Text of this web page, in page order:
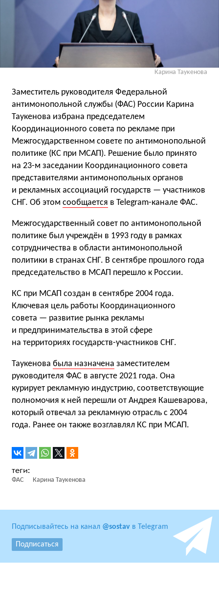
Карина Таукенова
Заместитель руководителя Федеральной
антимонопольной службы (ФАС) России Карина
Таукенова избрана председателем
Координационного совета по рекламе при
Межгосударственном совете по антимонопольной
политике (КС при МСАП). Решение было принято
на 23-м заседании Координационного совета
представителями антимонопольных органов
и рекламных ассоциаций государств — участников
СНГ. Об этом сообщается в Telegram-канале ФАС.
Межгосударственный совет по антимонопольной
политике был учреждён в 1993 году в рамках
сотрудничества в области антимонопольной
политики в странах СНГ. В сентябре прошлого года
председательство в МСАП перешло к России.
КС при МСАП создан в сентябре 2004 года.
Ключевая цель работы Координационного
совета — развитие рынка рекламы
и предпринимательства в этой сфере
на территориях государств-участников СНГ.
Таукенова была назначена заместителем
руководителя ФАС в августе 2021 года. Она
курирует рекламную индустрию, соответствующие
полномочия к ней перешли от Андрея Кашеварова,
который отвечал за рекламную отрасль с 2004
года. Ранее он также возглавлял КС при МСАП.
ФАС Карина Таукенова
Подписывайтесь на канал @sostav в Telegram
Подписаться